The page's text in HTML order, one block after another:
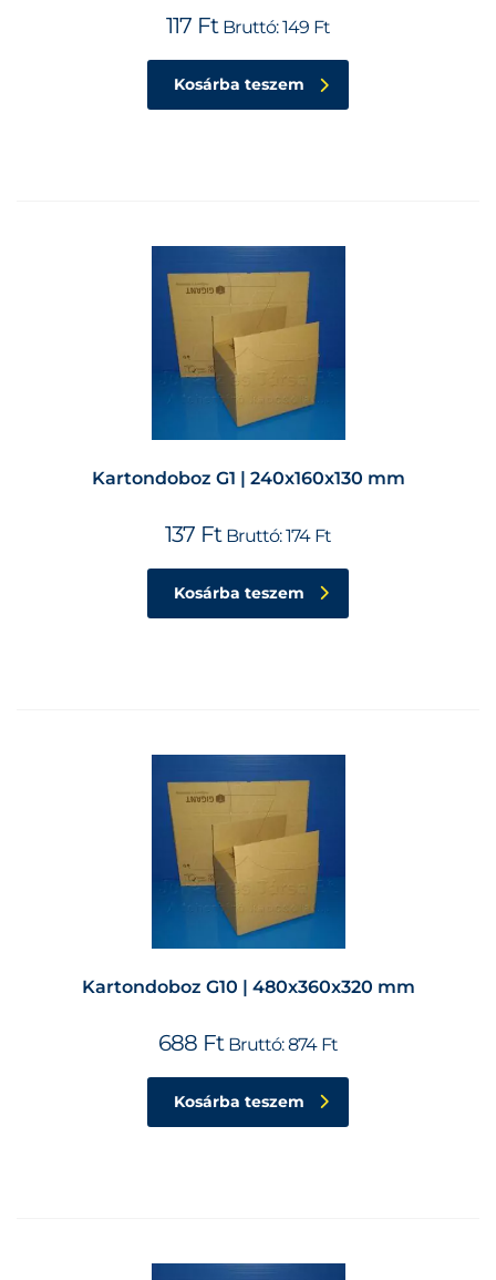
117 Ft Bruttó:149 Ft
Kosárba teszem
Kartondoboz G1 | 240x160x130 mm
137 Ft Bruttó:174 Ft
Kosárba teszem
Kartondoboz G10 | 480x360x320 mm
688 Ft Bruttó:874 Ft
Kosárba teszem